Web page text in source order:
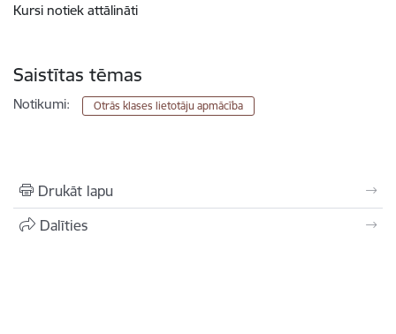
Kursi notiek attālināti
Saistītas tēmas
Notikumi: Otrās klases lietotāju apmācība
Drukāt lapu
Dalīties